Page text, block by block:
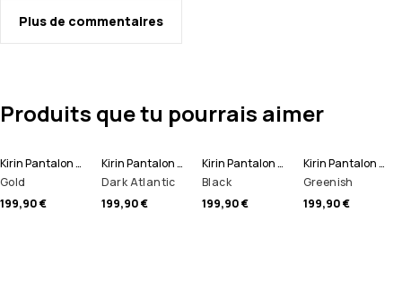
Plus de commentaires
Produits que tu pourrais aimer
Kirin Pantalon de Snowboard Men
Gold
199,90 €
Kirin Pantalon de Snowboard Men
Dark Atlantic
199,90 €
Kirin Pantalon de Snowboard Men
Black
199,90 €
Kirin Pantalon de Snowboard Men
Greenish
199,90 €